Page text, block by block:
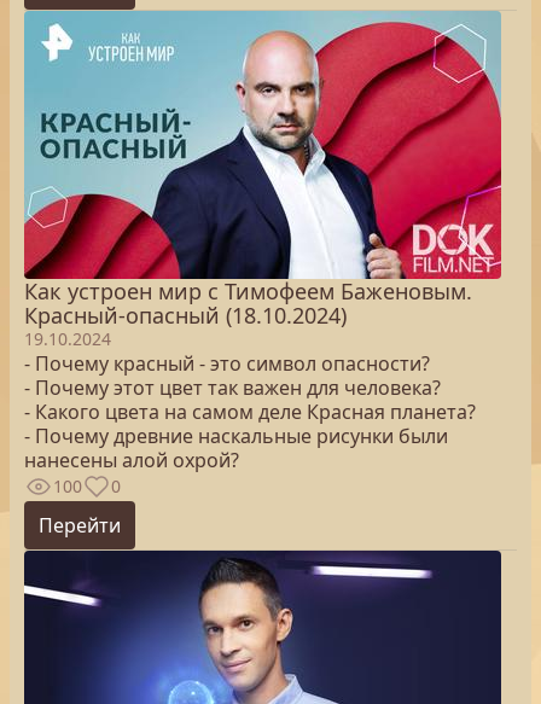
Как устроен мир с Тимофеем Баженовым.
Красный-опасный (18.10.2024)
19.10.2024
- Почему красный - это символ опасности?
- Почему этот цвет так важен для человека?
- Какого цвета на самом деле Красная планета?
- Почему древние наскальные рисунки были
нанесены алой охрой?
100 0
Перейти